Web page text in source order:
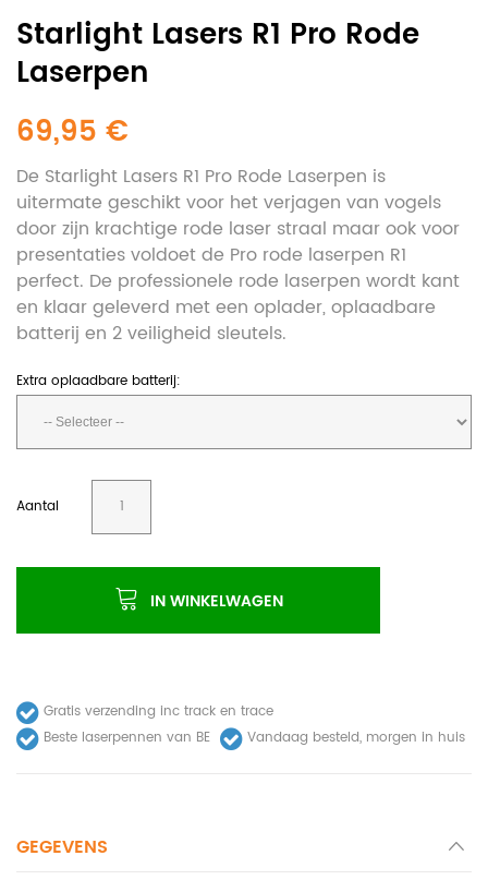
Starlight Lasers R1 Pro Rode
Laserpen
69,95 €
De Starlight Lasers R1 Pro Rode Laserpen is
uitermate geschikt voor het verjagen van vogels
door zijn krachtige rode laser straal maar ook voor
presentaties voldoet de Pro rode laserpen R1
perfect. De professionele rode laserpen wordt kant
en klaar geleverd met een oplader, oplaadbare
batterij en 2 veiligheid sleutels.
Extra oplaadbare batterij:
Aantal
IN WINKELWAGEN
Gratis verzending inc track en trace
Beste laserpennen van BE
Vandaag besteld, morgen in huis
GEGEVENS